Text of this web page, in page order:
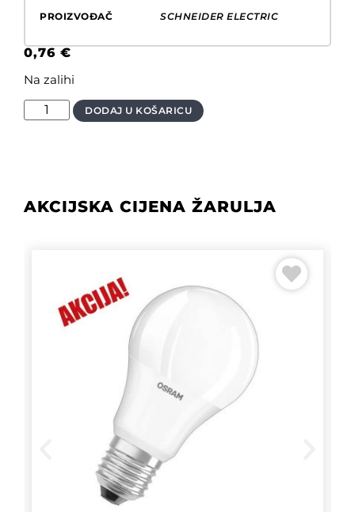
PROIZVOĐAČ SCHNEIDER ELECTRIC
0,76 €
Na zalihi
DODAJ U KOŠARICU
AKCIJSKA CIJENA ŽARULJA